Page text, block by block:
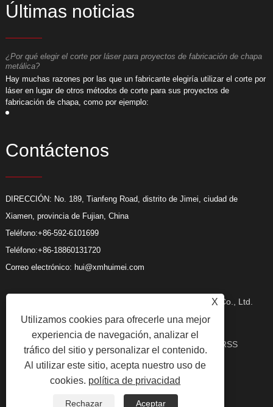
Últimas noticias
¿Por qué elegir el corte por láser para proyectos de fabricación de chapa
metálica?
​Hay muchas razones por las que un fabricante elegiría utilizar el corte por
láser en lugar de otros métodos de corte para sus proyectos de
fabricación de chapa, como por ejemplo:
Contáctenos
DIRECCIÓN: No. 189, Tianfeng Road, distrito de Jimei, ciudad de
Xiamen, provincia de Fujian, China
Teléfono:+86-592-6101699
Teléfono:+86-18860131720
Correo electrónico: hui@xmhuimei.com
Copyright © 2024 Xiamen Huimei Industry and Trade Co., Ltd.
Todos los derechos reservados. Enlaces Sitemap RSS
Privacy Policy
X
Utilizamos cookies para ofrecerle una mejor
experiencia de navegación, analizar el
tráfico del sitio y personalizar el contenido.
Al utilizar este sitio, acepta nuestro uso de
cookies. política de privacidad
Rechazar Aceptar